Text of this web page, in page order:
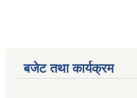
बजेट तथा कार्यक्रम